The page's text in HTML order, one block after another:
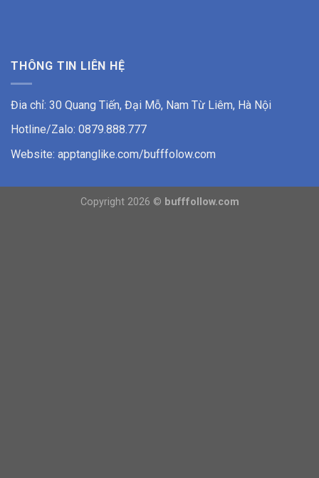
THÔNG TIN LIÊN HỆ
Đia chỉ: 30 Quang Tiến, Đại Mỗ, Nam Từ Liêm, Hà Nội
Hotline/Zalo: 0879.888.777
Website: apptanglike.com/bufffolow.com
Copyright 2026 © bufffollow.com